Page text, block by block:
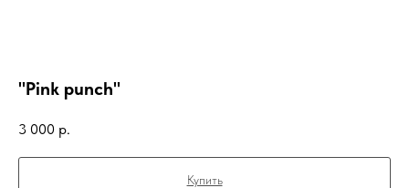
"Pink punch"
3 000 р.
Купить